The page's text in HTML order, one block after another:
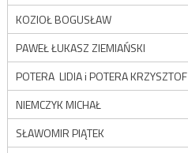
KOZIOŁ BOGUSŁAW
PAWEŁ ŁUKASZ ZIEMIAŃSKI
POTERA LIDIA i POTERA KRZYSZTOF
NIEMCZYK MICHAŁ
SŁAWOMIR PIĄTEK